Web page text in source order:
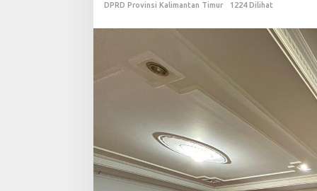
i
r
P
e
r
R
s
a
DPRD Provinsi Kalimantan Timur
1224 Dilihat